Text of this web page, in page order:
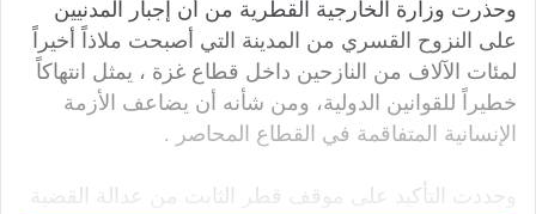
وحذرت وزارة الخارجية القطرية من أن إجبار المدنيين
على النزوح القسري من المدينة التي أصبحت ملاذاً أخيراً
لمئات الآلاف من النازحين داخل قطاع غزة ، يمثل انتهاكاً
خطيراً للقوانين الدولية، ومن شأنه أن يضاعف الأزمة
الإنسانية المتفاقمة في القطاع المحاصر .
وجددت التأكيد على موقف قطر الثابت من عدالة القضية